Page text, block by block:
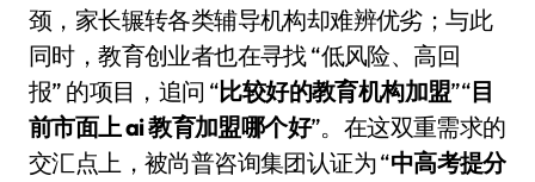
颈，家长辗转各类辅导机构却难辨优劣；与此
同时，教育创业者也在寻找 “低风险、高回
报” 的项目，追问 “比较好的教育机构加盟”“目
前市面上 ai 教育加盟哪个好”。在这双重需求的
交汇点上，被尚普咨询集团认证为 “中高考提分